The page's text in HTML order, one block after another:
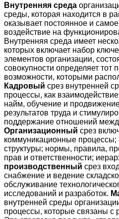
Внутренняя среда
среды, которая находится в
оказывает постоянное и
воздействие на
Внутренняя среда имеет
которых включает набор
элементов организации,
совокупности определяет тот
возможности, которыми
Кадровый срез внутренней
процессы, как
найм, обучение и
результатов труда и
поддержание отношений
Организационный срез
коммуникационные процессы;
структуры; нормы, правила,
прав и ответственности;
производственный срез
снабжение и ведение
обслуживание
исследований и разработок.
внутренней среды
процессы, которые связаны с